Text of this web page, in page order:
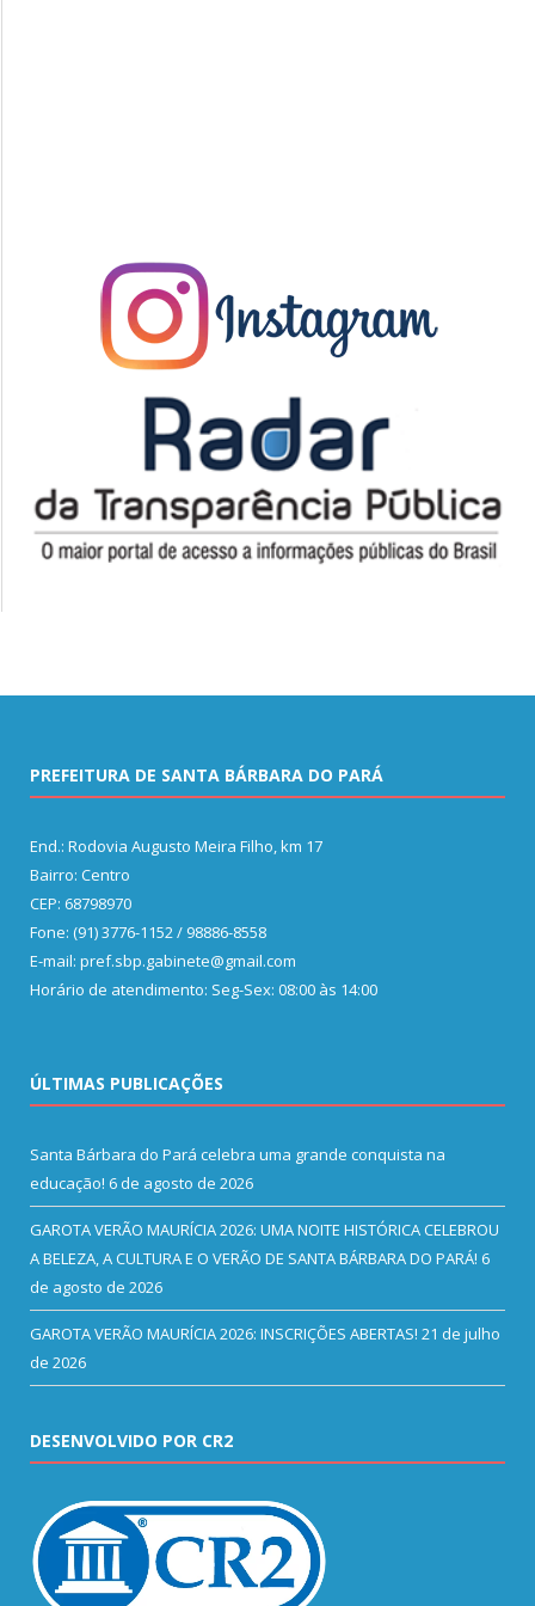
PREFEITURA DE SANTA BÁRBARA DO PARÁ
End.: Rodovia Augusto Meira Filho, km 17
Bairro: Centro
CEP: 68798970
Fone: (91) 3776-1152 / 98886-8558
E-mail: pref.sbp.gabinete@gmail.com
Horário de atendimento: Seg-Sex: 08:00 às 14:00
ÚLTIMAS PUBLICAÇÕES
Santa Bárbara do Pará celebra uma grande conquista na
educação! 6 de agosto de 2026
GAROTA VERÃO MAURÍCIA 2026: UMA NOITE HISTÓRICA CELEBROU
A BELEZA, A CULTURA E O VERÃO DE SANTA BÁRBARA DO PARÁ! 6
de agosto de 2026
GAROTA VERÃO MAURÍCIA 2026: INSCRIÇÕES ABERTAS! 21 de julho
de 2026
DESENVOLVIDO POR CR2